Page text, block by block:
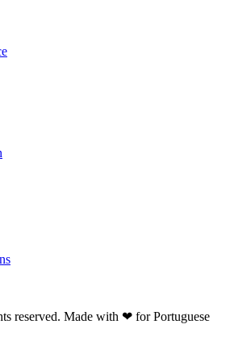
reserved. Made with ❤ for Portuguese